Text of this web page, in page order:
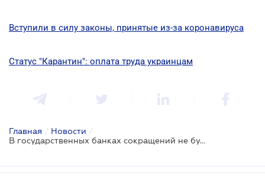
Вступили в силу законы, принятые из-за коронавируса
Статус "Карантин": оплата труда украинцам
Главная / Новости /
В государственных банках сокращений не будет - Кабмин